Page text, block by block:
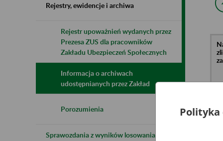
Rejestry, ewidencje i archiwa
Rejestr upoważnień wydanych przez
Prezesa ZUS dla pracowników
Zakładu Ubezpieczeń Społecznych
Informacja o archiwach
udostępnianych przez Zakład
Porozumienia
Sprawozdania z wyników losowania do
Polityka